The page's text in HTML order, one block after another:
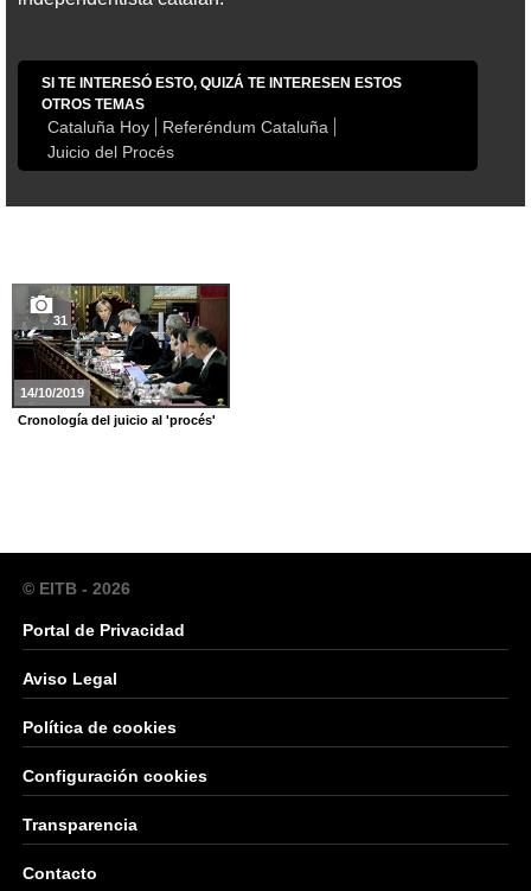
SI TE INTERESÓ ESTO, QUIZÁ TE INTERESEN ESTOS
OTROS TEMAS
Cataluña Hoy
Referéndum Cataluña
Juicio del Procés
31
14/10/2019
Cronología del juicio al 'procés'
© EITB - 2026
Portal de Privacidad
Aviso Legal
Política de cookies
Configuración cookies
Transparencia
Contacto